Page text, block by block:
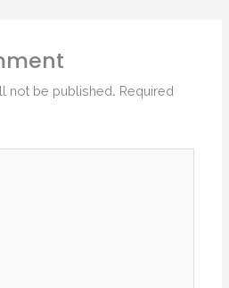
not be published. Required